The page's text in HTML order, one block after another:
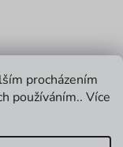
procházením
používáním.. Více